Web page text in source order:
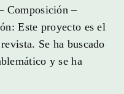
Composición –
Este proyecto es el
Se ha buscado
y se ha